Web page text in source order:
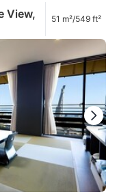
View,
51 m²/549 ft²